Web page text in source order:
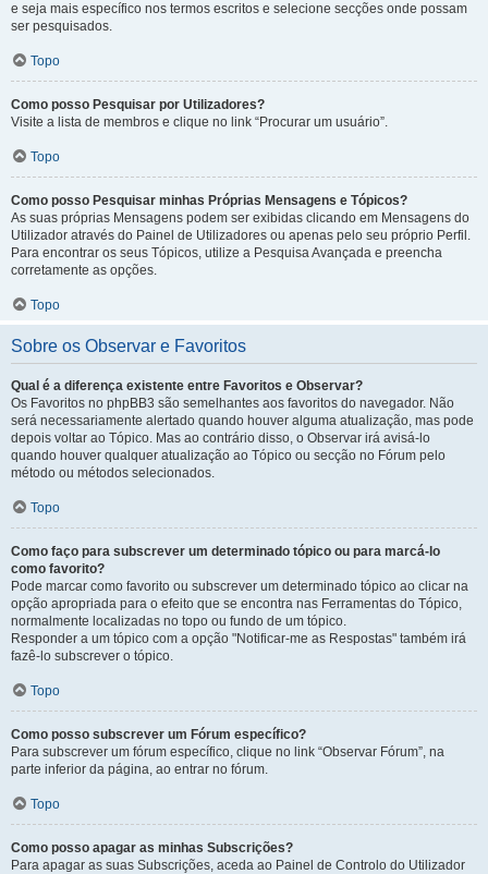
e seja mais específico nos termos escritos e selecione secções onde possam
ser pesquisados.
Topo
Como posso Pesquisar por Utilizadores?
Visite a lista de membros e clique no link “Procurar um usuário”.
Topo
Como posso Pesquisar minhas Próprias Mensagens e Tópicos?
As suas próprias Mensagens podem ser exibidas clicando em Mensagens do
Utilizador através do Painel de Utilizadores ou apenas pelo seu próprio Perfil.
Para encontrar os seus Tópicos, utilize a Pesquisa Avançada e preencha
corretamente as opções.
Topo
Sobre os Observar e Favoritos
Qual é a diferença existente entre Favoritos e Observar?
Os Favoritos no phpBB3 são semelhantes aos favoritos do navegador. Não
será necessariamente alertado quando houver alguma atualização, mas pode
depois voltar ao Tópico. Mas ao contrário disso, o Observar irá avisá-lo
quando houver qualquer atualização ao Tópico ou secção no Fórum pelo
método ou métodos selecionados.
Topo
Como faço para subscrever um determinado tópico ou para marcá-lo
como favorito?
Pode marcar como favorito ou subscrever um determinado tópico ao clicar na
opção apropriada para o efeito que se encontra nas Ferramentas do Tópico,
normalmente localizadas no topo ou fundo de um tópico.
Responder a um tópico com a opção "Notificar-me as Respostas" também irá
fazê-lo subscrever o tópico.
Topo
Como posso subscrever um Fórum específico?
Para subscrever um fórum específico, clique no link “Observar Fórum”, na
parte inferior da página, ao entrar no fórum.
Topo
Como posso apagar as minhas Subscrições?
Para apagar as suas Subscrições, aceda ao Painel de Controlo do Utilizador